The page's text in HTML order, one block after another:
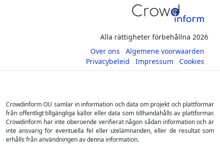
Alla rättigheter förbehållna 2026
Over ons
Algemene voorwaarden
Privacybeleid
Impressum Cookies
Crowdinform OU samlar in information och data om projekt och plattformar
från offentligt tillgängliga källor eller data som tillhandahålls av plattformar.
Crowdinform har inte oberoende verifierat någon sådan information och är
inte ansvarig för eventuella fel eller utelämnanden, eller de resultat som
erhålls från användningen av denna information.